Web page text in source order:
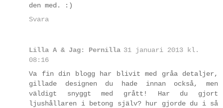
den med. :)
Svara
Lilla A & Jag: Pernilla 31 januari 2013 kl.
08:16
Va fin din blogg har blivit med gråa detaljer,
gillade designen du hade innan också, men
väldigt snyggt med grått! Har du gjort
ljushållaren i betong själv? hur gjorde du i så